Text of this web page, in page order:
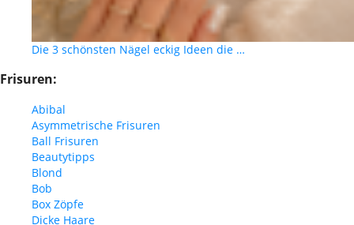
Die 3 schönsten Nägel eckig Ideen die …
Frisuren:
Abibal
Asymmetrische Frisuren
Ball Frisuren
Beautytipps
Blond
Bob
Box Zöpfe
Dicke Haare